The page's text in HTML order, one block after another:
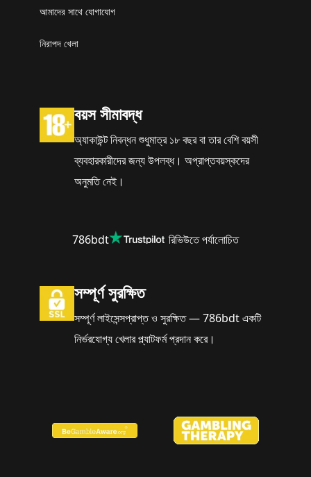
আমাদের সাথে যোগাযোগ
নিরাপদ খেলা
বয়স সীমাবদ্ধ
অ্যাকাউন্ট নিবন্ধন শুধুমাত্র ১৮ বছর বা তার বেশি বয়সী
ব্যবহারকারীদের জন্য উপলব্ধ। অপ্রাপ্তবয়স্কদের
অনুমতি নেই।
786bdt রিভিউতে পর্যালোচিত
সম্পূর্ণ সুরক্ষিত
সম্পূর্ণ লাইসেন্সপ্রাপ্ত ও সুরক্ষিত — 786bdt একটি
নির্ভরযোগ্য খেলার প্ল্যাটফর্ম প্রদান করে।